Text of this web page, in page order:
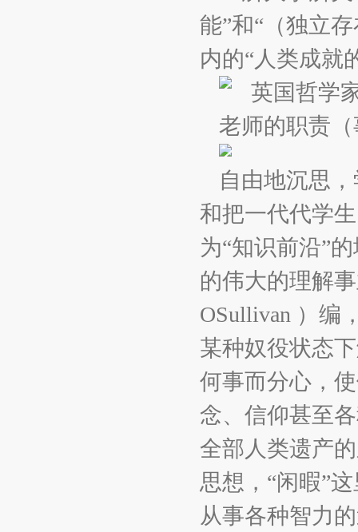
能”和“（独立
内的“人类成就
老师的职责
自由地沉思
和把一代代学
为“知识前沿”
的伟大的理解
OSullivan ）编
某种奴役状态
何事而分心，
念、信仰甚至
全部人类遗产
思想，“闲暇”
从事各种智力